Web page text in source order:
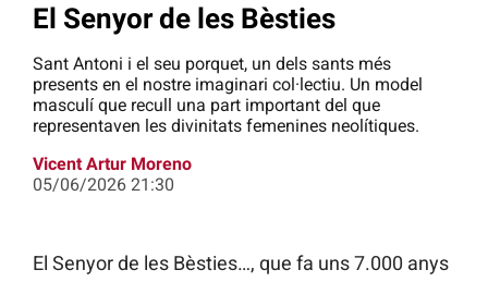
El Senyor de les Bèsties
Sant Antoni i el seu porquet, un dels sants més
presents en el nostre imaginari col·lectiu. Un model
masculí que recull una part important del que
representaven les divinitats femenines neolítiques.
Vicent Artur Moreno
05/06/2026 21:30
El Senyor de les Bèsties…, que fa uns 7.000 anys